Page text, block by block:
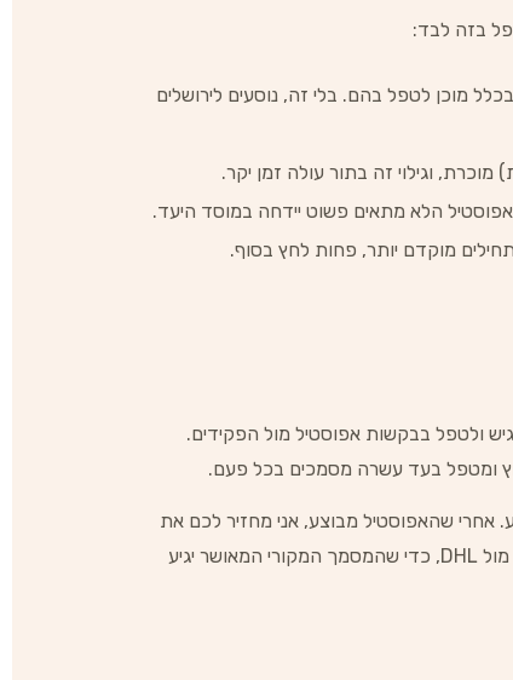
בזה לבד:
מוכן לטפל בהם. בלי זה, נוסעים לירושלים
וגילוי זה בתור עולה זמן יקר.
הלא מתאים פשוט יידחה במוסד היעד.
מוקדם יותר, פחות לחץ בסוף.
ולטפל בבקשות אפוסטיל מול הפקידים.
ומטפל בעד עשרה מסמכים בכל פעם.
אחרי שהאפוסטיל מבוצע, אני מחזיר לכם את
המסמך, ממשיך איתו לשגרירות אם צריך, או שולח אותו לחו"ל — לפי מה שאתם צריכים בפועל. למשלוחים לחו"ל אנחנו עובדים מול DHL, כדי שהמסמך המקורי המאושר יגיע